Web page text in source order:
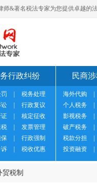
师&著名税法专家为您提供卓越的
行政纠纷
税务处理
行政复议
核定征收
发票管理
行政强制
税收优惠
民商
海外代购
个人税务
影视税务
破产税务
税款分担
投资融资
贸税制